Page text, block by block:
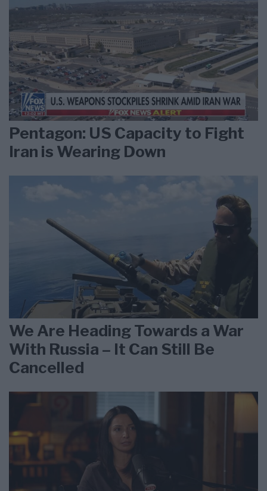
Pentagon: US Capacity to Fight
Iran is Wearing Down
We Are Heading Towards a War
With Russia – It Can Still Be
Cancelled